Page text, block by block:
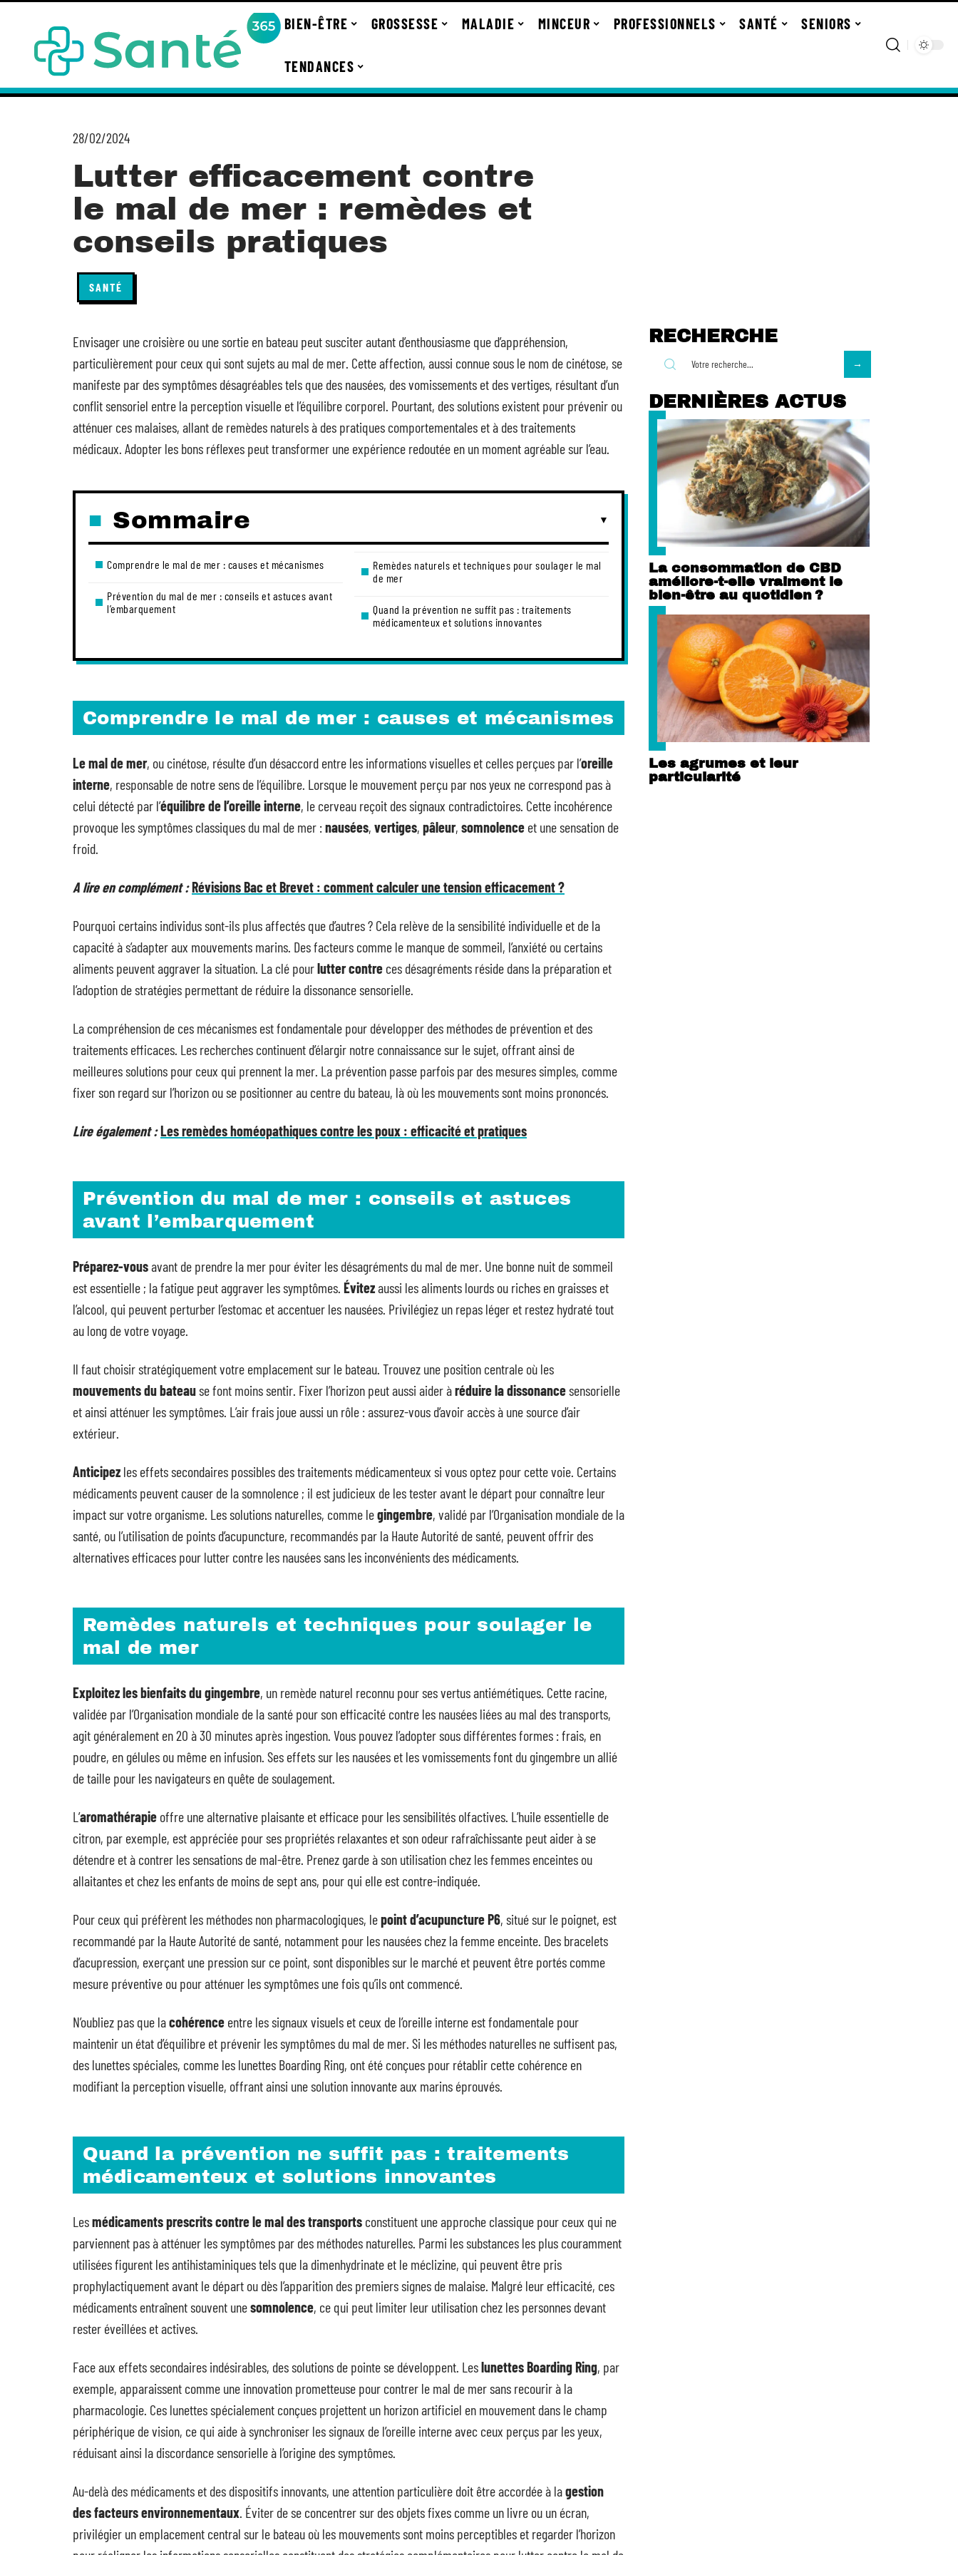
BIEN-ÊTRE GROSSESSE MALADIE MINCEUR PROFESSIONNELS SANTÉ SENIORS
TENDANCES
28/02/2024
Lutter efficacement contre
le mal de mer : remèdes et
conseils pratiques
SANTÉ
Envisager une croisière ou une sortie en bateau peut susciter autant d’enthousiasme que d’appréhension,
particulièrement pour ceux qui sont sujets au mal de mer. Cette affection, aussi connue sous le nom de cinétose, se
manifeste par des symptômes désagréables tels que des nausées, des vomissements et des vertiges, résultant d’un
conflit sensoriel entre la perception visuelle et l’équilibre corporel. Pourtant, des solutions existent pour prévenir ou
atténuer ces malaises, allant de remèdes naturels à des pratiques comportementales et à des traitements
médicaux. Adopter les bons réflexes peut transformer une expérience redoutée en un moment agréable sur l’eau.
Sommaire
Comprendre le mal de mer : causes et mécanismes
Prévention du mal de mer : conseils et astuces avant
l’embarquement
Remèdes naturels et techniques pour soulager le mal
de mer
Quand la prévention ne suffit pas : traitements
médicamenteux et solutions innovantes
Comprendre le mal de mer : causes et mécanismes
Le mal de mer, ou cinétose, résulte d’un désaccord entre les informations visuelles et celles perçues par l’oreille
interne, responsable de notre sens de l’équilibre. Lorsque le mouvement perçu par nos yeux ne correspond pas à
celui détecté par l’équilibre de l’oreille interne, le cerveau reçoit des signaux contradictoires. Cette incohérence
provoque les symptômes classiques du mal de mer :nausées, vertiges, pâleur, somnolence et une sensation de
froid.
A lire en complément :Révisions Bac et Brevet : comment calculer une tension efficacement ?
Pourquoi certains individus sont-ils plus affectés que d’autres ? Cela relève de la sensibilité individuelle et de la
capacité à s’adapter aux mouvements marins. Des facteurs comme le manque de sommeil, l’anxiété ou certains
aliments peuvent aggraver la situation. La clé pourlutter contre ces désagréments réside dans la préparation et
l’adoption de stratégies permettant de réduire la dissonance sensorielle.
La compréhension de ces mécanismes est fondamentale pour développer des méthodes de prévention et des
traitements efficaces. Les recherches continuent d’élargir notre connaissance sur le sujet, offrant ainsi de
meilleures solutions pour ceux qui prennent la mer. La prévention passe parfois par des mesures simples, comme
fixer son regard sur l’horizon ou se positionner au centre du bateau, là où les mouvements sont moins prononcés.
Lire également :Les remèdes homéopathiques contre les poux : efficacité et pratiques
Prévention du mal de mer : conseils et astuces
avant l’embarquement
Préparez-vousavant de prendre la mer pour éviter les désagréments du mal de mer. Une bonne nuit de sommeil
est essentielle ; la fatigue peut aggraver les symptômes. Évitezaussi les aliments lourds ou riches en graisses et
l’alcool, qui peuvent perturber l’estomac et accentuer les nausées. Privilégiez un repas léger et restez hydraté tout
au long de votre voyage.
Il faut choisir stratégiquement votre emplacement sur le bateau. Trouvez une position centrale où les
mouvements du bateause font moins sentir. Fixer l’horizon peut aussi aider àréduire la dissonancesensorielle
et ainsi atténuer les symptômes. L’air frais joue aussi un rôle : assurez-vous d’avoir accès à une source d’air
extérieur.
Anticipez les effets secondaires possibles des traitements médicamenteux si vous optez pour cette voie. Certains
médicaments peuvent causer de la somnolence ; il est judicieux de les tester avant le départ pour connaître leur
impact sur votre organisme. Les solutions naturelles, comme legingembre, validé par l’Organisation mondiale de la
santé, ou l’utilisation de points d’acupuncture, recommandés par la Haute Autorité de santé, peuvent offrir des
alternatives efficaces pour lutter contre les nausées sans les inconvénients des médicaments.
Remèdes naturels et techniques pour soulager le
mal de mer
Exploitez les bienfaits du gingembre, un remède naturel reconnu pour ses vertus antiémétiques. Cette racine,
validée par l’Organisation mondiale de la santé pour son efficacité contre les nausées liées au mal des transports,
agit généralement en 20 à 30 minutes après ingestion. Vous pouvez l’adopter sous différentes formes : frais, en
poudre, en gélules ou même en infusion. Ses effets sur les nausées et les vomissements font du gingembre un allié
de taille pour les navigateurs en quête de soulagement.
L’aromathérapie offre une alternative plaisante et efficace pour les sensibilités olfactives. L’huile essentielle de
citron, par exemple, est appréciée pour ses propriétés relaxantes et son odeur rafraîchissante peut aider à se
détendre et à contrer les sensations de mal-être. Prenez garde à son utilisation chez les femmes enceintes ou
allaitantes et chez les enfants de moins de sept ans, pour qui elle est contre-indiquée.
Pour ceux qui préfèrent les méthodes non pharmacologiques, lepoint d’acupuncture P6, situé sur le poignet, est
recommandé par la Haute Autorité de santé, notamment pour les nausées chez la femme enceinte. Des bracelets
d’acupression, exerçant une pression sur ce point, sont disponibles sur le marché et peuvent être portés comme
mesure préventive ou pour atténuer les symptômes une fois qu’ils ont commencé.
N’oubliez pas que lacohérence entre les signaux visuels et ceux de l’oreille interne est fondamentale pour
maintenir un état d’équilibre et prévenir les symptômes du mal de mer. Si les méthodes naturelles ne suffisent pas,
des lunettes spéciales, comme les lunettes Boarding Ring, ont été conçues pour rétablir cette cohérence en
modifiant la perception visuelle, offrant ainsi une solution innovante aux marins éprouvés.
Quand la prévention ne suffit pas : traitements
médicamenteux et solutions innovantes
Lesmédicaments prescrits contre le mal des transports constituent une approche classique pour ceux qui ne
parviennent pas à atténuer les symptômes par des méthodes naturelles. Parmi les substances les plus couramment
utilisées figurent les antihistaminiques tels que la dimenhydrinate et le méclizine, qui peuvent être pris
prophylactiquement avant le départ ou dès l’apparition des premiers signes de malaise. Malgré leur efficacité, ces
médicaments entraînent souvent unesomnolence, ce qui peut limiter leur utilisation chez les personnes devant
rester éveillées et actives.
Face aux effets secondaires indésirables, des solutions de pointe se développent. Leslunettes Boarding Ring, par
exemple, apparaissent comme une innovation prometteuse pour contrer le mal de mer sans recourir à la
pharmacologie. Ces lunettes spécialement conçues projettent un horizon artificiel en mouvement dans le champ
périphérique de vision, ce qui aide à synchroniser les signaux de l’oreille interne avec ceux perçus par les yeux,
réduisant ainsi la discordance sensorielle à l’origine des symptômes.
Au-delà des médicaments et des dispositifs innovants, une attention particulière doit être accordée à lagestion
des facteurs environnementaux. Éviter de se concentrer sur des objets fixes comme un livre ou un écran,
privilégier un emplacement central sur le bateau où les mouvements sont moins perceptibles et regarder l’horizon
RECHERCHE
DERNIÈRES ACTUS
La consommation de CBD
améliore-t-elle vraiment le
bien-être au quotidien ?
Les agrumes et leur
particularité